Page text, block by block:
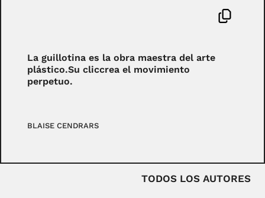
La guillotina es la obra maestra del arte
plástico.Su cliccrea el movimiento
perpetuo.
BLAISE CENDRARS
TODOS LOS AUTORES